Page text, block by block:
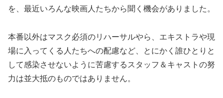
を、最近いろんな映画人たちから聞く機会がありました。
本番以外はマスク必須のリハーサルやら、エキストラや現
場に入ってくる人たちへの配慮など、とにかく誰ひとりと
して感染させないように苦慮するスタッフ＆キャストの努
力は並大抵のものではありません。